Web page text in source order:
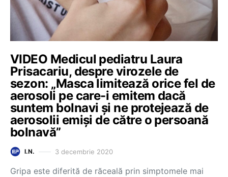
VIDEO Medicul pediatru Laura
Prisacariu, despre virozele de
sezon: „Masca limitează orice fel de
aerosoli pe care-i emitem dacă
suntem bolnavi și ne protejează de
aerosolii emiși de către o persoană
bolnavă”
I.N. 3 decembrie 2020
Gripa este diferită de răceală prin simptomele mai